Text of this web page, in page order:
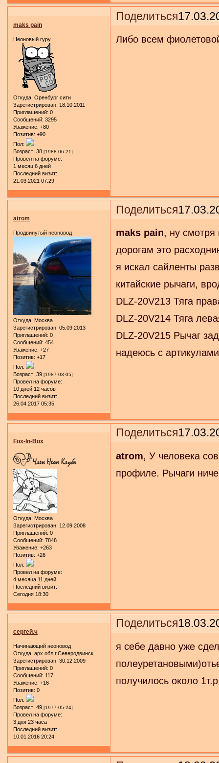
Поделиться
maks pain
Неоновый гуру
Откуда: Оренбург сити
Зарегистрирован: 18.10.2011
Приглашений: 0
Сообщений: 3295
Уважение: +80
Позитив: +90
Пол:
Возраст: 38 [1988-06-21]
Провел на форуме:
1 месяц 6 дней
Последний визит:
21.03.2021 07:29
Либо всем
Поделиться
atrom
Продвинутый неоновод
Откуда: Москва
Зарегистрирован: 05.09.2013
Приглашений: 0
Сообщений: 454
Уважение: +27
Позитив: +17
Пол:
Возраст: 39 [1987-03-05]
Провел на форуме:
10 дней 12 часов
Последний визит:
26.04.2017 05:35
maks pain, ну смотря
дорогам это
я искал сайленты
китайские рычаги,
DLZ-20V213 Тяга
DLZ-20V214 Тяга
DLZ-20V215 Рычаг
надеюсь с
Поделиться
Fox-In-Box
Откуда: Москва
Зарегистрирован: 12.09.2008
Приглашений: 0
Сообщений: 7848
Уважение: +263
Позитив: +26
Пол:
Провел на форуме:
4 месяца 11 дней
Последний визит:
Сегодня 18:30
atrom, У человека
профиле. Рычаги
Поделиться
сергей.ч
Начинающий неоновод
Откуда: арх обл г.Северодвинск
Зарегистрирован: 30.12.2009
Приглашений: 0
Сообщений: 117
Уважение: +16
Позитив: 0
Пол:
Возраст: 49 [1977-05-24]
Провел на форуме:
3 дня 23 часа
Последний визит:
10.01.2016 20:24
я себе давно уже
получилось около